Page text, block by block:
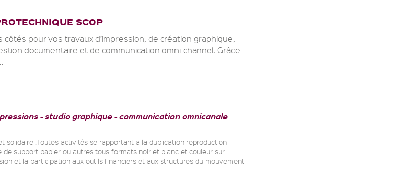
SCOP
côtés pour vos travaux d’impression, de création graphique,
documentaire et de communication omni-channel. Grâce
studio graphique communication omnicanale
solidaire .Toutes activités se rapportant a la duplication reproduction
de support papier ou autres tous formats noir et blanc et couleur sur
et la participation aux outils financiers et aux structures du mouvement